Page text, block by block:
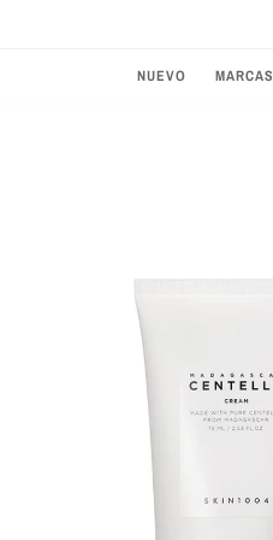
NUEVO MARCAS